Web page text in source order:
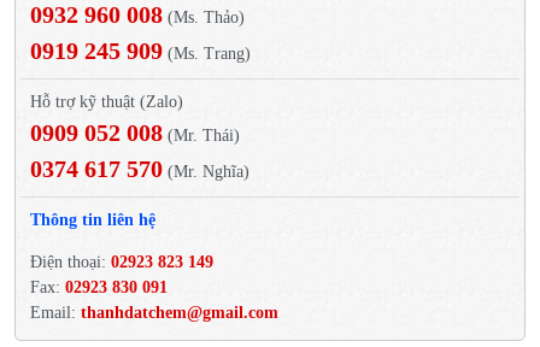
0932 960 008 (Ms. Thảo)
0919 245 909 (Ms. Trang)
Hỗ trợ kỹ thuật (Zalo)
0909 052 008 (Mr. Thái)
0374 617 570 (Mr. Nghĩa)
Thông tin liên hệ
Điện thoại: 02923 823 149
Fax: 02923 830 091
Email: thanhdatchem@gmail.com